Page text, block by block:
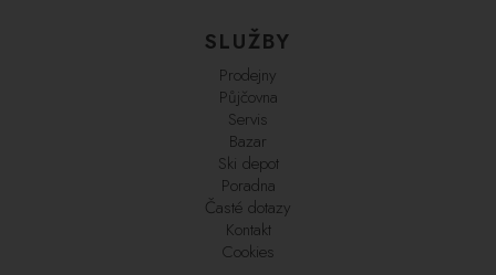
SLUŽBY
Prodejny
Půjčovna
Servis
Bazar
Ski depot
Poradna
Časté dotazy
Kontakt
Cookies